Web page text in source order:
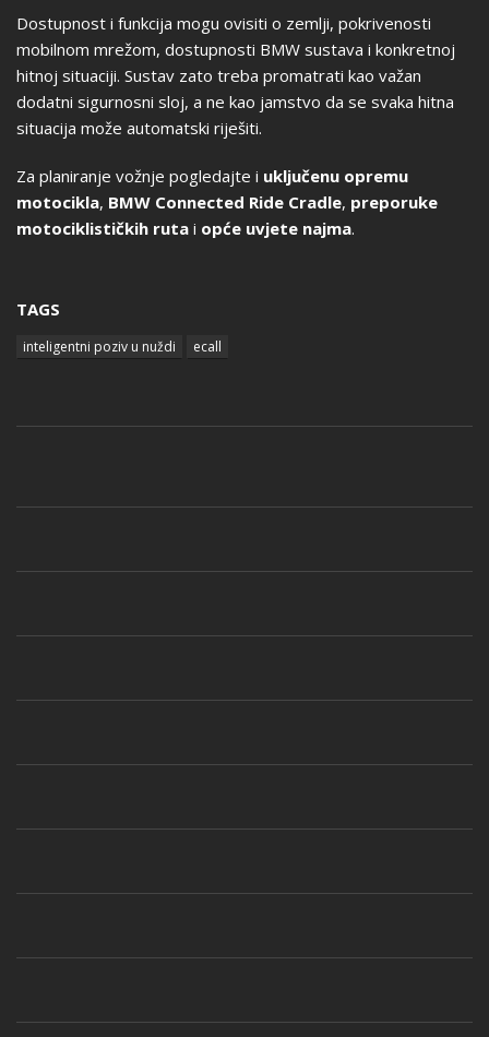
Dostupnost i funkcija mogu ovisiti o zemlji, pokrivenosti
mobilnom mrežom, dostupnosti BMW sustava i konkretnoj
hitnoj situaciji. Sustav zato treba promatrati kao važan
dodatni sigurnosni sloj, a ne kao jamstvo da se svaka hitna
situacija može automatski riješiti.
Za planiranje vožnje pogledajte i uključenu opremu
motocikla, BMW Connected Ride Cradle, preporuke
motociklističkih ruta i opće uvjete najma.
TAGS
inteligentni poziv u nuždi ecall